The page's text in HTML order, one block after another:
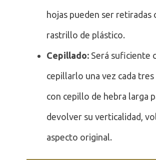
hojas pueden ser retiradas
rastrillo de plástico.
Cepillado:Será suficiente
cepillarlo una vez cada tres
con cepillo de hebra larga
devolver su verticalidad,
aspecto original.